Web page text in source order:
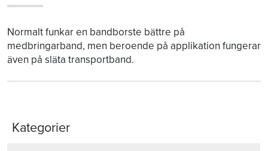
Normalt funkar en bandborste bättre på
medbringarband, men beroende på applikation fungerar
även på släta transportband.
Kategorier